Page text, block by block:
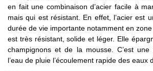
en fait une combinaison d’acier facile à
mais qui est résistant. En effet, l’acier est
durée de vie importante notamment en
est très résistant, solide et léger. Elle
champignons et de la mousse. C’est
l’eau de pluie l’écoulement rapide des eaux